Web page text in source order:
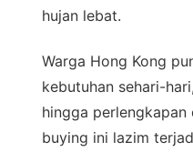
hujan lebat.
Warga Hong Kong
kebutuhan sehari-
hingga perlengkapan
buying ini lazim